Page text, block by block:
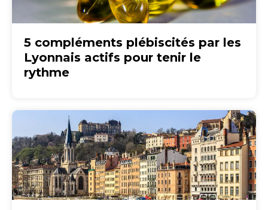
5 compléments plébiscités par les
Lyonnais actifs pour tenir le
rythme